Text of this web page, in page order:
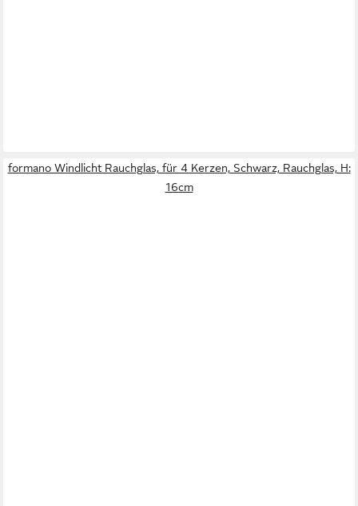
formano Windlicht Rauchglas, für 4 Kerzen, Schwarz, Rauchglas, H:
16cm